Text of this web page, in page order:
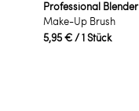
Professional Blender
Make-Up Brush
5,95 €/ 1 Stück